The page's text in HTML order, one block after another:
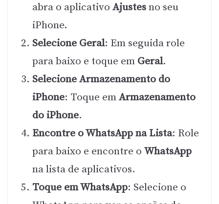
abra o aplicativo Ajustesno seu
iPhone.
Selecione Geral: Em seguida role
para baixo e toque em Geral.
Selecione Armazenamento do
iPhone: Toque emArmazenamento
do iPhone.
Encontre o WhatsApp na Lista: Role
para baixo e encontre o WhatsApp
na lista de aplicativos.
Toque em WhatsApp: Selecione o